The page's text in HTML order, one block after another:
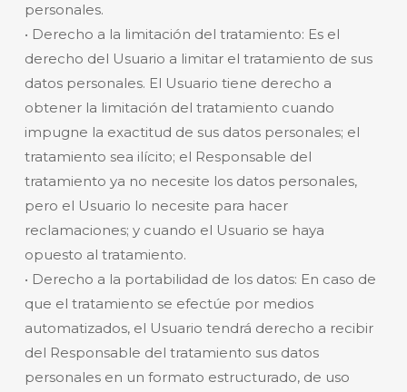
personales.
• Derecho a la limitación del tratamiento: Es el
derecho del Usuario a limitar el tratamiento de sus
datos personales. El Usuario tiene derecho a
obtener la limitación del tratamiento cuando
impugne la exactitud de sus datos personales; el
tratamiento sea ilícito; el Responsable del
tratamiento ya no necesite los datos personales,
pero el Usuario lo necesite para hacer
reclamaciones; y cuando el Usuario se haya
opuesto al tratamiento.
• Derecho a la portabilidad de los datos: En caso de
que el tratamiento se efectúe por medios
automatizados, el Usuario tendrá derecho a recibir
del Responsable del tratamiento sus datos
personales en un formato estructurado, de uso